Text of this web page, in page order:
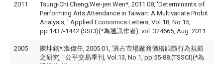
2011
Tsung-Chi Cheng;Wei-jen Wen*, 2011.08, 'Determinants of
Performing Arts Attendance in Taiwan: A Multivariate Probit
Analysis, ' Applied Economics Letters, Vol.18, No.15,
pp.1437-1442.(SSCI)(*為通訊作者), vol. 324665, Aug. 2011
2005
陳坤銘*;溫偉任, 2005.01, '寡占市場廠商價格跟隨行為規範
之研究, ' 公平交易季刊, Vol.13, No.1, pp.55-88.(TSSCI)(*為